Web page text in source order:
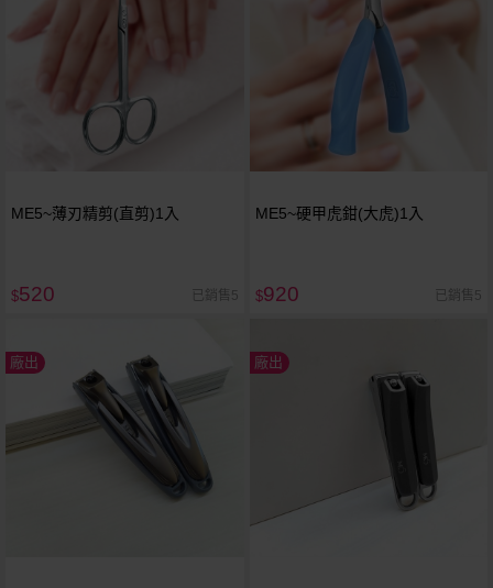
ME5~薄刃精剪(直剪)1入
$520 已銷售5
ME5~硬甲虎鉗(大虎)1入
$920 已銷售5
廠出 廠出